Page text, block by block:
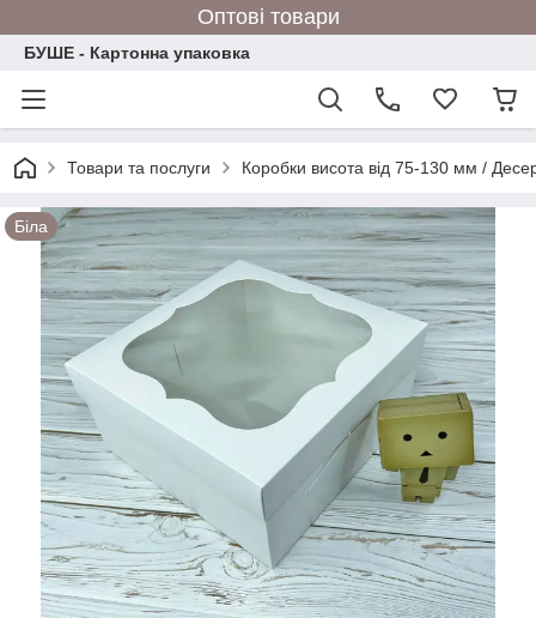
Оптові товари
БУШЕ - Картонна упаковка
Товари та послуги Коробки висота від 75-130 мм /
Біла